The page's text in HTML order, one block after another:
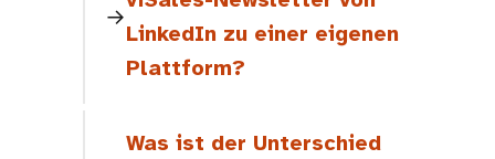
LinkedIn zu einer eigenen
Plattform?
Was ist der Unterschied